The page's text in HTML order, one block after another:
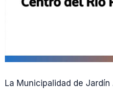
La Municipalidad de